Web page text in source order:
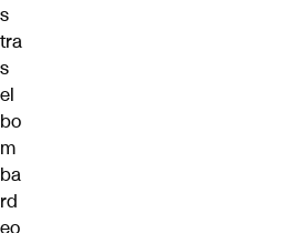
s
tra
s
el
bo
m
ba
rd